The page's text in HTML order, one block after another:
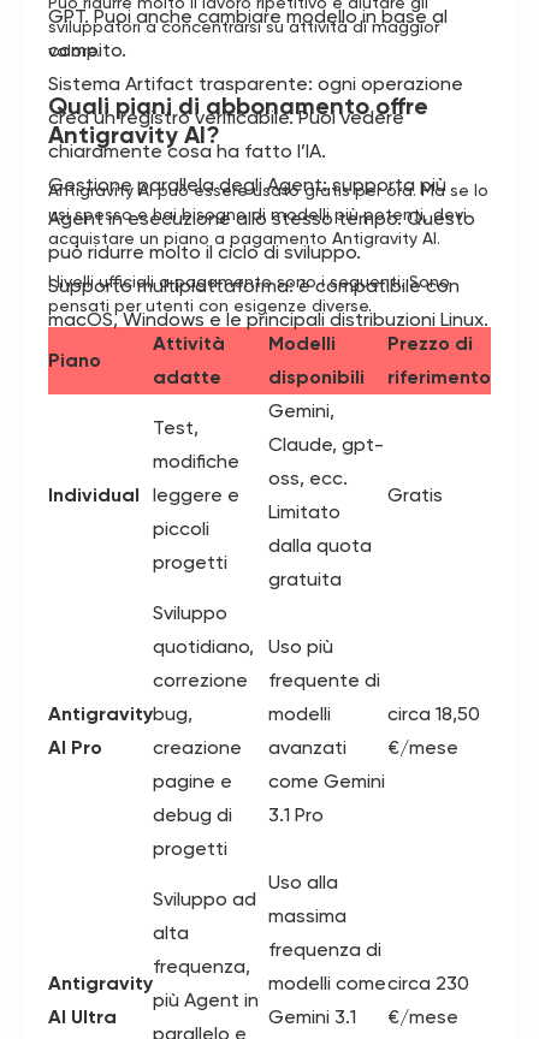
GPT. Puoi anche cambiare modello in base al
compito.
Sistema Artifact trasparente: ogni operazione
crea un registro verificabile. Puoi vedere
chiaramente cosa ha fatto l’IA.
Gestione parallela degli Agent: supporta più
Agent in esecuzione allo stesso tempo. Questo
può ridurre molto il ciclo di sviluppo.
Supporto multipiattaforma: è compatibile con
macOS, Windows e le principali distribuzioni Linux.
sviluppatori a concentrarsi su attività di maggior
valore.
Quali piani di abbonamento offre
Antigravity AI?
Antigravity AI può essere usato gratis per ora. Ma se lo
usi spesso e hai bisogno di modelli più potenti, devi
acquistare un piano a pagamento Antigravity AI.
I livelli ufficiali a pagamento sono i seguenti. Sono
pensati per utenti con esigenze diverse.
Piano
Attività
adatte
Modelli
disponibili
Prezzo di
riferimento
Individual
Test,
modifiche
leggere e
piccoli
progetti
Gemini,
Claude, gpt-
oss, ecc.
Limitato
dalla quota
gratuita
Gratis
Antigravity
AI Pro
Sviluppo
quotidiano,
correzione
bug,
creazione
pagine e
debug di
progetti
Uso più
frequente di
modelli
avanzati
come Gemini
3.1 Pro
circa 18,50
€/mese
Antigravity
AI Ultra
Sviluppo ad
alta
frequenza,
più Agent in
parallelo e
Uso alla
massima
frequenza di
modelli come
Gemini 3.1
circa 230
€/mese